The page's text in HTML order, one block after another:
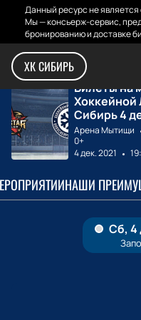
Данный ресурс не
Мы — консьерж-сервис,
бронированию и доставке
ХК СИБИРЬ
Главная Билеты на матчи
Билеты на
Хоккейной
Сибирь 4
Арена Мытищи
0+
4 дек. 2021
НАШИ